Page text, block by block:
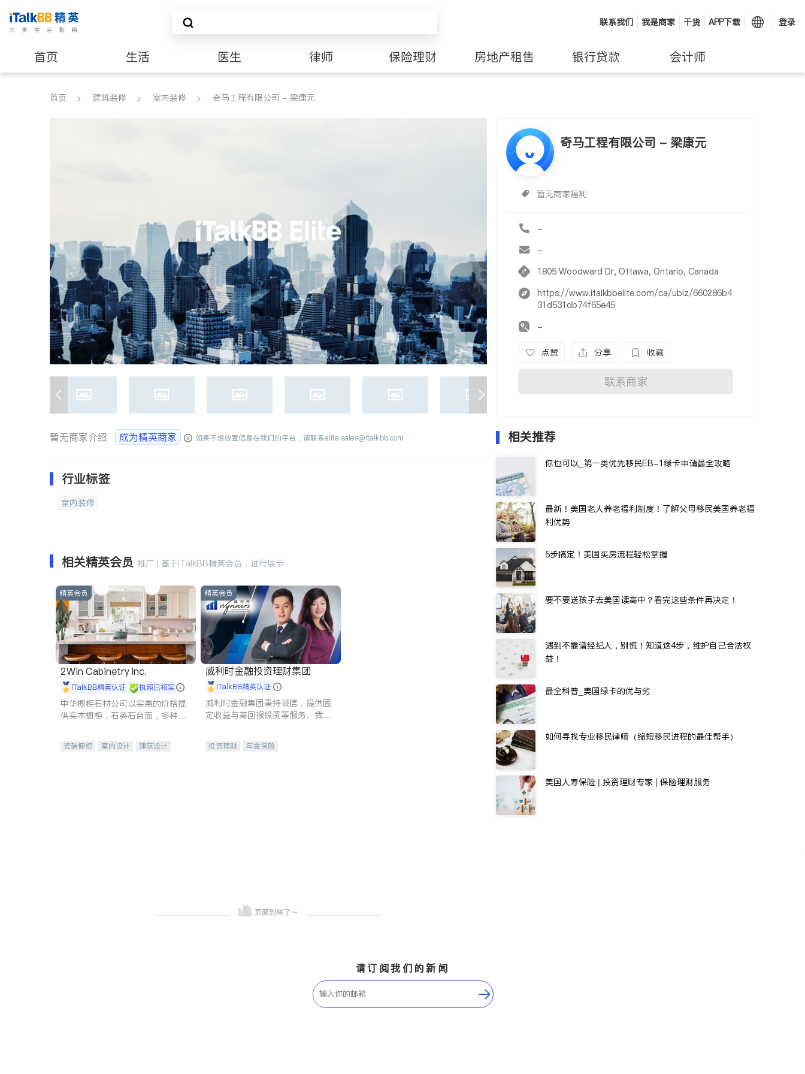
联系我们 我是商家 干货 APP下载 登录
首页 生活 医生 律师 保险理财 房地产租售 银行贷款 会计师
建筑装修
首页 建筑装修 室内装修 奇马工程有限公司 - 梁康元
奇马工程有限公司 - 梁康元
暂无商家福利
-
-
1805 Woodward Dr, Ottawa, Ontario, Canada
https://www.italkbbelite.com/ca/ubiz/660286b4
31d531db74f65e45
-
点赞 分享 收藏
联系商家
暂无商家介绍 成为精英商家 如果不想放置信息在我们的平台，请联系elite.sales@italkbb.com
行业标签
室内装修
相关精英会员 推广 | 基于iTalkBB精英会员，进行展示
精英会员
2Win Cabinetry Inc.
iTalkBB精英认证 执照已核实
中华橱柜石材公司以实惠的价格提
供实木橱柜，石英石台面，多种优
机。品质厨房，家的选择。
瓷砖橱柜 室内设计
建筑设计
精英会员
威利时金融投资理财集团
iTalkBB精英认证
威利时金融集团秉持诚信，提供固
定收益与高回报投资等服务。我们
元化组合，助力客户实现目标
投资理财
年金保险
相关推荐
你也可以_第一类优先移民EB-1绿卡申请最全攻略
最新！美国老人养老福利制度！了解父母移民美国养老福
利优势
5步搞定！美国买房流程轻松掌握
要不要送孩子去美国读高中？看完这些条件再决定！
遇到不靠谱经纪人，别慌！知道这4步，维护自己合法权
益！
最全科普_美国绿卡的优与劣
如何寻找专业移民律师（缩短移民进程的最佳帮手）
美国人寿保险 | 投资理财专家 | 保险理财服务
请订阅我们的新闻